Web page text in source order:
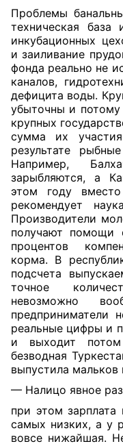
Проблемы
техническая база
инкубационных
и заиливание
фонда реально не
каналов,
дефицита воды.
убыточны и потому
крупных
сумма их
результате
Например,
зарыбляются, а
этом году
рекомендует
Производители
получают помощи
процентов
корма. В
подсчета
точное
невозможно
предприниматели
реальные цифры и
и выходит
безводная
выпустила мальков
— Налицо явное
при этом
самых низких, а у
вовсе нижайшая.